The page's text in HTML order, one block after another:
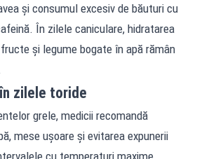
și consumul excesiv de băuturi cu
În zilele caniculare, hidratarea
și legume bogate în apă rămân
zilele toride
grele, medicii recomandă
mese ușoare și evitarea expunerii
cu temperaturi maxime.